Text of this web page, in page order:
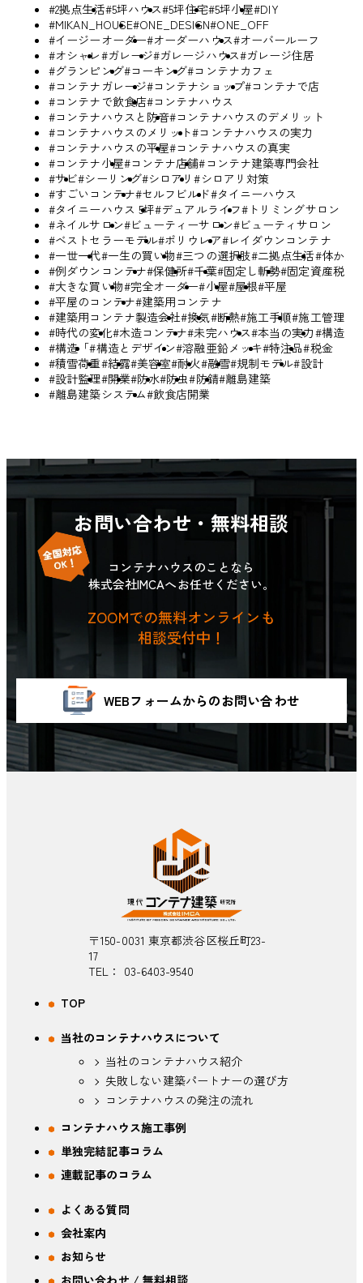
#2拠点生活#5坪ハウス#5坪住宅#5坪小屋#DIY
#MIKAN_HOUSE#ONE_DESIGN#ONE_OFF
#イージーオーダー#オーダーハウス#オーバールーフ
#オシャレ#ガレージ#ガレージハウス#ガレージ住居
#グランピング#コーキング#コンテナカフェ
#コンテナガレージ#コンテナショップ#コンテナで店
#コンテナで飲食店#コンテナハウス
#コンテナハウスと防音#コンテナハウスのデメリット
#コンテナハウスのメリット#コンテナハウスの実力
#コンテナハウスの平屋#コンテナハウスの真実
#コンテナ小屋#コンテナ店舗#コンテナ建築専門会社
#サビ#シーリング#シロアリ#シロアリ対策
#すごいコンテナ#セルフビルド#タイニーハウス
#タイニーハウス 5坪#デュアルライフ#トリミングサロン
#ネイルサロン#ビューティーサロン#ビューティサロン
#ベストセラーモデル#ポリウレア#レイダウンコンテナ
#一世一代#一生の買い物#三つの選択肢#二拠点生活#体か
#例ダウンコンテナ#保健所#千葉#固定し斬勢#固定資産税
#大きな買い物#完全オーダー#小屋#屋根#平屋
#平屋のコンテナ#建築用コンテナ
#建築用コンテナ製造会社#換気#断熱#施工手順#施工管理
#時代の変化#木造コンテナ#未完ハウス#本当の実力#構造
#構造「#構造とデザイン#溶融亜鉛メッキ#特注品#税金
#積雪荷重#結露#美容室#耐火#融雪#規制モデル#設計
#設計監理#開業#防水#防虫#防錆#離島建築
#離島建築システム#飲食店開業
お問い合わせ・無料相談
コンテナハウスのことなら
株式会社IMCAへお任せください。
ZOOMでの無料オンラインも
相談受付中！
WEBフォームからのお問い合わせ
〒150-0031 東京都渋谷区桜丘町23-
17
TEL： 03-6403-9540
TOP
当社のコンテナハウスについて
当社のコンテナハウス紹介
失敗しない建築パートナーの選び方
コンテナハウスの発注の流れ
コンテナハウス施工事例
単独完結記事コラム
連載記事のコラム
よくある質問
会社案内
お知らせ